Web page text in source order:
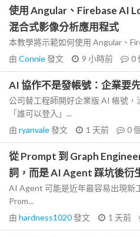
使用 Angular、Firebase AI
混合式影像分析應用程式
本教學將示範如何使用 Angular、
由 Connie發文 9 小時前 0
AI 協作不是發帳號：企業要
公司替工程師開好企業版 AI 帳號
「誰可以登入」...
由 ryanvale發文 1 天前 0
從 Prompt 到 Graph
詞，而是 AI Agent 踩坑後衍
AI Agent 可能是近年最容易出現新
Prom...
由 hardness1020發文 1 天前